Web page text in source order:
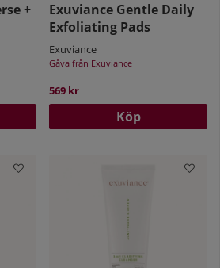
+
Exuviance Gentle Daily
Exfoliating Pads
Exuviance
Gåva från Exuviance
569 kr
Köp